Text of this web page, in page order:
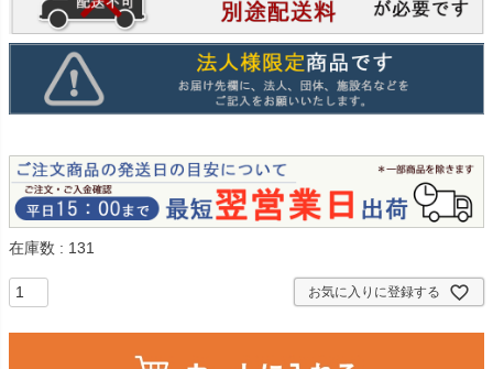
在庫数 131
お気に入りに登録する